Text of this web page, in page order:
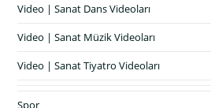
Video | Sanat Dans Videoları
Video | Sanat Müzik Videoları
Video | Sanat Tiyatro Videoları
Spor